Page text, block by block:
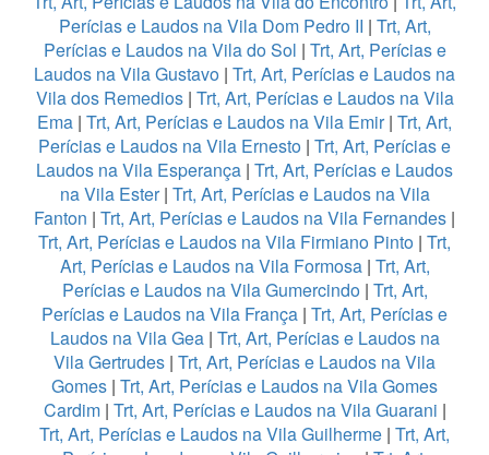
Perícias e Laudos na Vila Dom Pedro II | Trt, Art,
Perícias e Laudos na Vila do Sol | Trt, Art, Perícias e
Laudos na Vila Gustavo | Trt, Art, Perícias e Laudos na
Vila dos Remedios| Trt, Art, Perícias e Laudos na Vila
Ema | Trt, Art, Perícias e Laudos na Vila Emir| Trt, Art,
Perícias e Laudos na Vila Ernesto | Trt, Art, Perícias e
Laudos na Vila Esperança | Trt, Art, Perícias e Laudos
na Vila Ester| Trt, Art, Perícias e Laudos na Vila
Fanton | Trt, Art, Perícias e Laudos na Vila Fernandes |
Trt, Art, Perícias e Laudos na Vila Firmiano Pinto | Trt,
Art, Perícias e Laudos na Vila Formosa| Trt, Art,
Perícias e Laudos na Vila Gumercindo| Trt, Art,
Perícias e Laudos na Vila França | Trt, Art, Perícias e
Laudos na Vila Gea| Trt, Art, Perícias e Laudos na
Vila Gertrudes | Trt, Art, Perícias e Laudos na Vila
Gomes | Trt, Art, Perícias e Laudos na Vila Gomes
Cardim| Trt, Art, Perícias e Laudos na Vila Guarani |
Trt, Art, Perícias e Laudos na Vila Guilherme | Trt, Art,